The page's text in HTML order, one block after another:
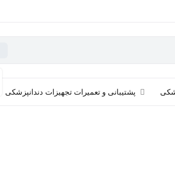
پشتیبانی و تعمیرات تجهیزات دندانپزشکی